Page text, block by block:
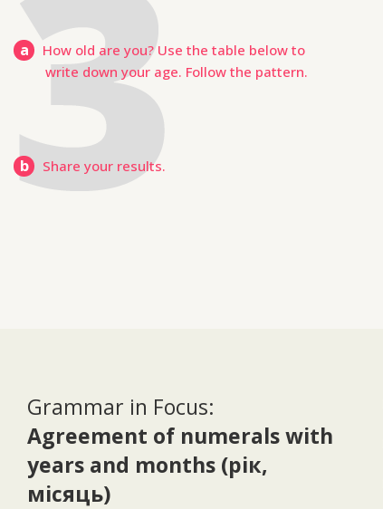
a
How old are you? Use the table below to
write down your age. Follow the pattern.
b Share your results.
Grammar in Focus:
Agreement of numerals with
years and months (рік,
місяць)